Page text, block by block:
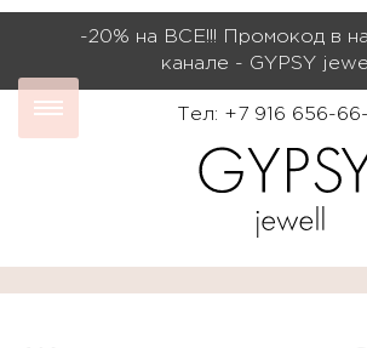
-20% на ВСЕ!!! Промокод в
канале - GYPSY
Тел: +7 916 656-